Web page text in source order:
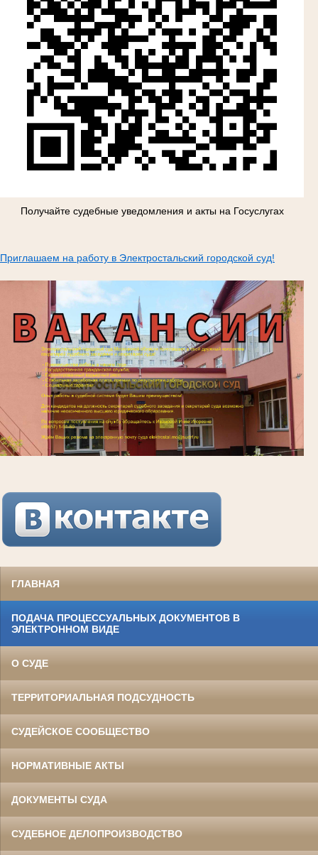
Получайте судебные уведомления и акты на Госуслугах
Приглашаем на работу в Электростальский городской суд!
ГЛАВНАЯ
ПОДАЧА ПРОЦЕССУАЛЬНЫХ ДОКУМЕНТОВ В
ЭЛЕКТРОННОМ ВИДЕ
О СУДЕ
ТЕРРИТОРИАЛЬНАЯ ПОДСУДНОСТЬ
СУДЕЙСКОЕ СООБЩЕСТВО
НОРМАТИВНЫЕ АКТЫ
ДОКУМЕНТЫ СУДА
СУДЕБНОЕ ДЕЛОПРОИЗВОДСТВО